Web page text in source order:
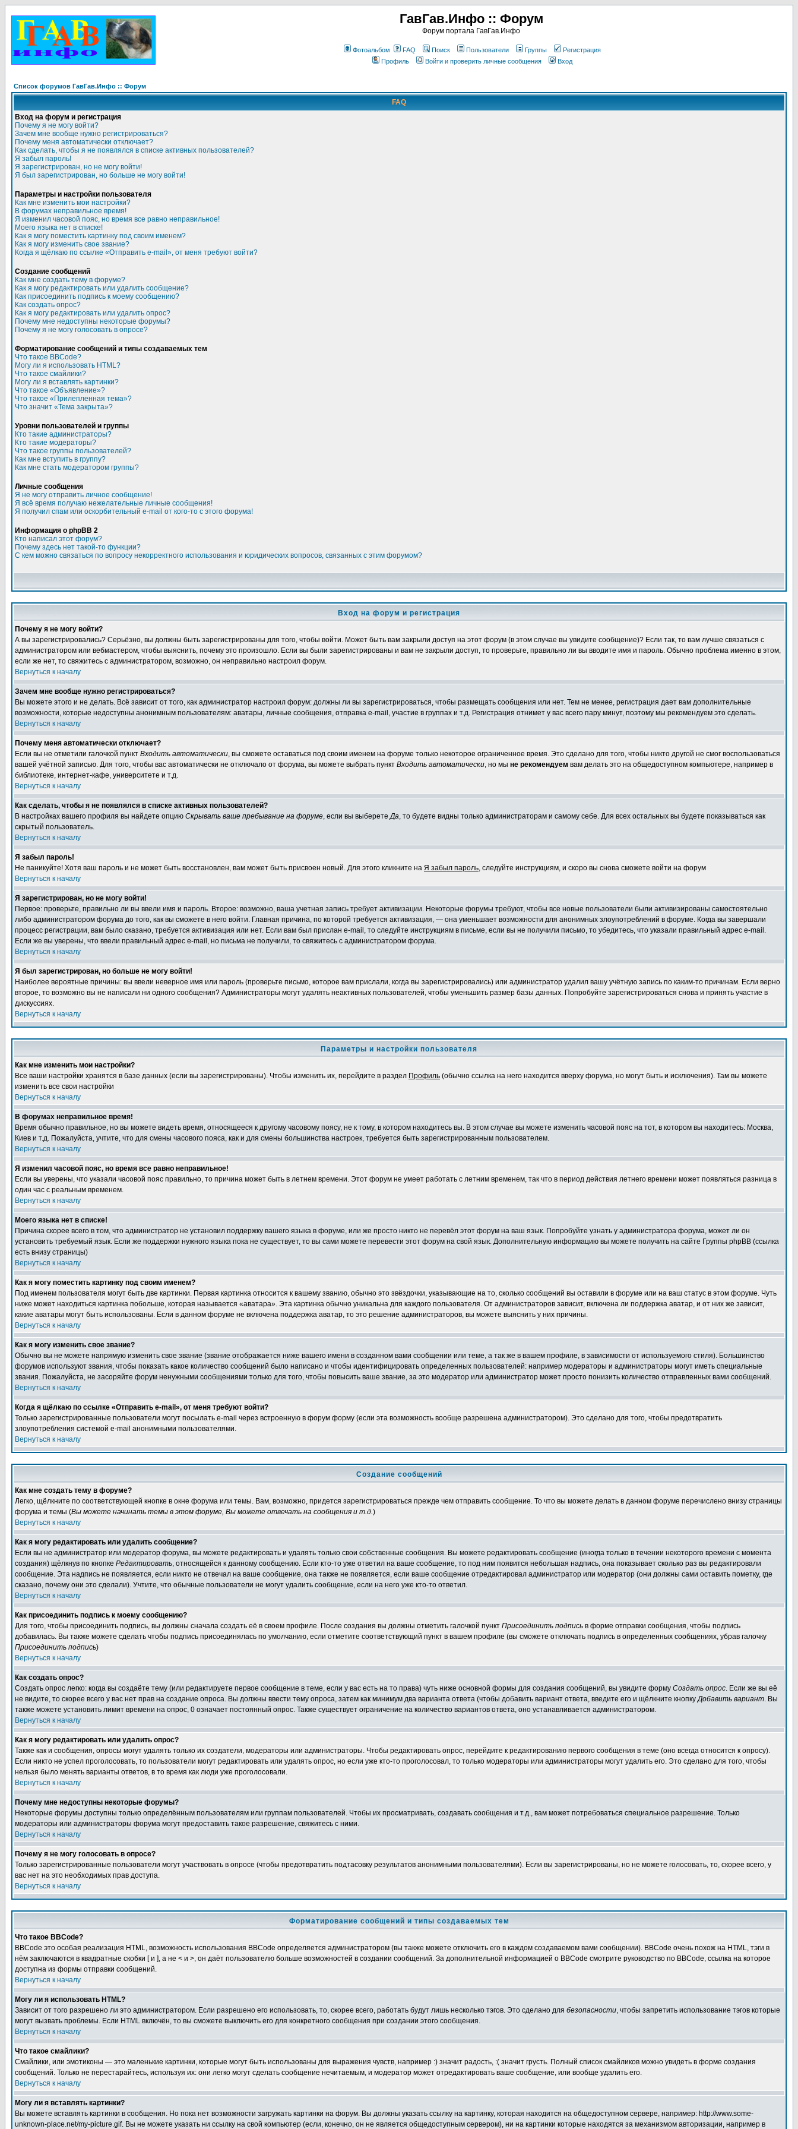
ГавГав.Инфо :: Форум
Форум портала ГавГав.Инфо
Фотоальбом FAQ Поиск Пользователи Группы
Регистрация
Профиль
Войти и проверить личные сообщения Вход
Список форумов ГавГав.Инфо :: Форум
FAQ
Вход на форум и регистрация
Почему я не могу войти?
Зачем мне вообще нужно регистрироваться?
Почему меня автоматически отключает?
Как сделать, чтобы я не появлялся в списке активных пользователей?
Я забыл пароль!
Я зарегистрирован, но не могу войти!
Я был зарегистрирован, но больше не могу войти!
Параметры и настройки пользователя
Как мне изменить мои настройки?
В форумах неправильное время!
Я изменил часовой пояс, но время все равно неправильное!
Моего языка нет в списке!
Как я могу поместить картинку под своим именем?
Как я могу изменить свое звание?
Когда я щёлкаю по ссылке «Отправить e-mail», от меня требуют войти?
Создание сообщений
Как мне создать тему в форуме?
Как я могу редактировать или удалить сообщение?
Как присоединить подпись к моему сообщению?
Как создать опрос?
Как я могу редактировать или удалить опрос?
Почему мне недоступны некоторые форумы?
Почему я не могу голосовать в опросе?
Форматирование сообщений и типы создаваемых тем
Что такое BBCode?
Могу ли я использовать HTML?
Что такое смайлики?
Могу ли я вставлять картинки?
Что такое «Объявление»?
Что такое «Прилепленная тема»?
Что значит «Тема закрыта»?
Уровни пользователей и группы
Кто такие администраторы?
Кто такие модераторы?
Что такое группы пользователей?
Как мне вступить в группу?
Как мне стать модератором группы?
Личные сообщения
Я не могу отправить личное сообщение!
Я всё время получаю нежелательные личные сообщения!
Я получил спам или оскорбительный e-mail от кого-то с этого форума!
Информация о phpBB 2
Кто написал этот форум?
Почему здесь нет такой-то функции?
С кем можно связаться по вопросу некорректного использования и юридических вопросов, связанных с этим форумом?
Вход на форум и регистрация
Почему я не могу войти?
А вы зарегистрировались? Серьёзно, вы должны быть зарегистрированы для того, чтобы войти. Может быть вам закрыли доступ на этот форум (в этом случае вы увидите сообщение)? Если так, то вам лучше связаться с
администратором или вебмастером, чтобы выяснить, почему это произошло. Если вы были зарегистрированы и вам не закрыли доступ, то проверьте, правильно ли вы вводите имя и пароль. Обычно проблема именно в этом,
если же нет, то свяжитесь с администратором, возможно, он неправильно настроил форум.
Вернуться к началу
Зачем мне вообще нужно регистрироваться?
Вы можете этого и не делать. Всё зависит от того, как администратор настроил форум: должны ли вы зарегистрироваться, чтобы размещать сообщения или нет. Тем не менее, регистрация дает вам дополнительные
возможности, которые недоступны анонимным пользователям: аватары, личные сообщения, отправка e-mail, участие в группах и т.д. Регистрация отнимет у вас всего пару минут, поэтому мы рекомендуем это сделать.
Вернуться к началу
Почему меня автоматически отключает?
Если вы не отметили галочкой пункт Входить автоматически, вы сможете оставаться под своим именем на форуме только некоторое ограниченное время. Это сделано для того, чтобы никто другой не смог воспользоваться
вашей учётной записью. Для того, чтобы вас автоматически не отключало от форума, вы можете выбрать пункт Входить автоматически, но мы не рекомендуем вам делать это на общедоступном компьютере, например в
библиотеке, интернет-кафе, университете и т.д.
Вернуться к началу
Как сделать, чтобы я не появлялся в списке активных пользователей?
В настройках вашего профиля вы найдете опцию Скрывать ваше пребывание на форуме, если вы выберетеДа, то будете видны только администраторам и самому себе. Для всех остальных вы будете показываться как
скрытый пользователь.
Вернуться к началу
Я забыл пароль!
Не паникуйте! Хотя ваш пароль и не может быть восстановлен, вам может быть присвоен новый. Для этого кликните на Я забыл пароль, следуйте инструкциям, и скоро вы снова сможете войти на форум
Вернуться к началу
Я зарегистрирован, но не могу войти!
Первое: проверьте, правильно ли вы ввели имя и пароль. Второе: возможно, ваша учетная запись требует активизации. Некоторые форумы требуют, чтобы все новые пользователи были активизированы самостоятельно
либо администратором форума до того, как вы сможете в него войти. Главная причина, по которой требуется активизация, — она уменьшает возможности для анонимных злоупотреблений в форуме. Когда вы завершали
процесс регистрации, вам было сказано, требуется активизация или нет. Если вам был прислан e-mail, то следуйте инструкциям в письме, если вы не получили письмо, то убедитесь, что указали правильный адрес e-mail.
Если же вы уверены, что ввели правильный адрес e-mail, но письма не получили, то свяжитесь с администратором форума.
Вернуться к началу
Я был зарегистрирован, но больше не могу войти!
Наиболее вероятные причины: вы ввели неверное имя или пароль (проверьте письмо, которое вам прислали, когда вы зарегистрировались) или администратор удалил вашу учётную запись по каким-то причинам. Если верно
второе, то возможно вы не написали ни одного сообщения? Администраторы могут удалять неактивных пользователей, чтобы уменьшить размер базы данных. Попробуйте зарегистрироваться снова и принять участие в
дискуссиях.
Вернуться к началу
Параметры и настройки пользователя
Как мне изменить мои настройки?
Все ваши настройки хранятся в базе данных (если вы зарегистрированы). Чтобы изменить их, перейдите в раздел Профиль (обычно ссылка на него находится вверху форума, но могут быть и исключения). Там вы можете
изменить все свои настройки
Вернуться к началу
В форумах неправильное время!
Время обычно правильное, но вы можете видеть время, относящееся к другому часовому поясу, не к тому, в котором находитесь вы. В этом случае вы можете изменить часовой пояс на тот, в котором вы находитесь: Москва,
Киев и т.д. Пожалуйста, учтите, что для смены часового пояса, как и для смены большинства настроек, требуется быть зарегистрированным пользователем.
Вернуться к началу
Я изменил часовой пояс, но время все равно неправильное!
Если вы уверены, что указали часовой пояс правильно, то причина может быть в летнем времени. Этот форум не умеет работать с летним временем, так что в период действия летнего времени может появляться разница в
один час с реальным временем.
Вернуться к началу
Моего языка нет в списке!
Причина скорее всего в том, что администратор не установил поддержку вашего языка в форуме, или же просто никто не перевёл этот форум на ваш язык. Попробуйте узнать у администратора форума, может ли он
установить требуемый язык. Если же поддержки нужного языка пока не существует, то вы сами можете перевести этот форум на свой язык. Дополнительную информацию вы можете получить на сайте Группы phpBB (ссылка
есть внизу страницы)
Вернуться к началу
Как я могу поместить картинку под своим именем?
Под именем пользователя могут быть две картинки. Первая картинка относится к вашему званию, обычно это звёздочки, указывающие на то, сколько сообщений вы оставили в форуме или на ваш статус в этом форуме. Чуть
ниже может находиться картинка побольше, которая называется «аватара». Эта картинка обычно уникальна для каждого пользователя. От администраторов зависит, включена ли поддержка аватар, и от них же зависит,
какие аватары могут быть использованы. Если в данном форуме не включена поддержка аватар, то это решение администраторов, вы можете выяснить у них причины.
Вернуться к началу
Как я могу изменить свое звание?
Обычно вы не можете напрямую изменить свое звание (звание отображается ниже вашего имени в созданном вами сообщении или теме, а так же в вашем профиле, в зависимости от используемого стиля). Большинство
форумов используют звания, чтобы показать какое количество сообщений было написано и чтобы идентифицировать определенных пользователей: например модераторы и администраторы могут иметь специальные
звания. Пожалуйста, не засоряйте форум ненужными сообщениями только для того, чтобы повысить ваше звание, за это модератор или администратор может просто понизить количество отправленных вами сообщений.
Вернуться к началу
Когда я щёлкаю по ссылке «Отправить e-mail», от меня требуют войти?
Только зарегистрированные пользователи могут посылать e-mail через встроенную в форум форму (если эта возможность вообще разрешена администратором). Это сделано для того, чтобы предотвратить
злоупотребления системой e-mail анонимными пользователями.
Вернуться к началу
Создание сообщений
Как мне создать тему в форуме?
Легко, щёлкните по соответствующей кнопке в окне форума или темы. Вам, возможно, придется зарегистрироваться прежде чем отправить сообщение. То что вы можете делать в данном форуме перечислено внизу страницы
форума и темы (Вы можете начинать темы в этом форуме, Вы можете отвечать на сообщения и т.д.)
Вернуться к началу
Как я могу редактировать или удалить сообщение?
Если вы не администратор или модератор форума, вы можете редактировать и удалять только свои собственные сообщения. Вы можете редактировать сообщение (иногда только в течении некоторого времени с момента
создания) щёлкнув по кнопке Редактировать, относящейся к данному сообщению. Если кто-то уже ответил на ваше сообщение, то под ним появится небольшая надпись, она показывает сколько раз вы редактировали
сообщение. Эта надпись не появляется, если никто не отвечал на ваше сообщение, она также не появляется, если ваше сообщение отредактировал администратор или модератор (они должны сами оставить пометку, где
сказано, почему они это сделали). Учтите, что обычные пользователи не могут удалить сообщение, если на него уже кто-то ответил.
Вернуться к началу
Как присоединить подпись к моему сообщению?
Для того, чтобы присоединить подпись, вы должны сначала создать её в своем профиле. После создания вы должны отметить галочкой пункт Присоединить подпись в форме отправки сообщения, чтобы подпись
добавилась. Вы также можете сделать чтобы подпись присоединялась по умолчанию, если отметите соответствующий пункт в вашем профиле (вы сможете отключать подпись в определенных сообщениях, убрав галочку
Присоединить подпись)
Вернуться к началу
Как создать опрос?
Создать опрос легко: когда вы создаёте тему (или редактируете первое сообщение в теме, если у вас есть на то права) чуть ниже основной формы для создания сообщений, вы увидите форму Создать опрос. Если же вы её
не видите, то скорее всего у вас нет прав на создание опроса. Вы должны ввести тему опроса, затем как минимум два варианта ответа (чтобы добавить вариант ответа, введите его и щёлкните кнопкуДобавить вариант. Вы
также можете установить лимит времени на опрос, 0 означает постоянный опрос. Также существует ограничение на количество вариантов ответа, оно устанавливается администратором.
Вернуться к началу
Как я могу редактировать или удалить опрос?
Также как и сообщения, опросы могут удалять только их создатели, модераторы или администраторы. Чтобы редактировать опрос, перейдите к редактированию первого сообщения в теме (оно всегда относится к опросу).
Если никто не успел проголосовать, то пользователи могут редактировать или удалять опрос, но если уже кто-то проголосовал, то только модераторы или администраторы могут удалить его. Это сделано для того, чтобы
нельзя было менять варианты ответов, в то время как люди уже проголосовали.
Вернуться к началу
Почему мне недоступны некоторые форумы?
Некоторые форумы доступны только определённым пользователям или группам пользователей. Чтобы их просматривать, создавать сообщения и т.д., вам может потребоваться специальное разрешение. Только
модераторы или администраторы форума могут предоставить такое разрешение, свяжитесь с ними.
Вернуться к началу
Почему я не могу голосовать в опросе?
Только зарегистрированные пользователи могут участвовать в опросе (чтобы предотвратить подтасовку результатов анонимными пользователями). Если вы зарегистрированы, но не можете голосовать, то, скорее всего, у
вас нет на это необходимых прав доступа.
Вернуться к началу
Форматирование сообщений и типы создаваемых тем
Что такое BBCode?
BBCode это особая реализация HTML, возможность использования BBCode определяется администратором (вы также можете отключить его в каждом создаваемом вами сообщении). BBCode очень похож на HTML, тэги в
нём заключаются в квадратные скобки [ и ], а не < и >, он даёт пользователю больше возможностей в создании сообщений. За дополнительной информацией о BBCode смотрите руководство по BBCode, ссылка на которое
доступна из формы отправки сообщений.
Вернуться к началу
Могу ли я использовать HTML?
Зависит от того разрешено ли это администратором. Если разрешено его использовать, то, скорее всего, работать будут лишь несколько тэгов. Это сделано для безопасности, чтобы запретить использование тэгов которые
могут вызвать проблемы. Если HTML включён, то вы сможете выключить его для конкретного сообщения при создании этого сообщения.
Вернуться к началу
Что такое смайлики?
Смайлики, или эмотиконы — это маленькие картинки, которые могут быть использованы для выражения чувств, например :) значит радость, :( значит грусть. Полный список смайликов можно увидеть в форме создания
сообщений. Только не перестарайтесь, используя их: они легко могут сделать сообщение нечитаемым, и модератор может отредактировать ваше сообщение, или вообще удалить его.
Вернуться к началу
Могу ли я вставлять картинки?
Вы можете вставлять картинки в сообщения. Но пока нет возможности загружать картинки на форум. Вы должны указать ссылку на картинку, которая находится на общедоступном сервере, например: http://www.some-
unknown-place.net/my-picture.gif. Вы не можете указать ни ссылку на свой компьютер (если, конечно, он не является общедоступным сервером), ни на картинки которые находятся за механизмом авторизации, например в